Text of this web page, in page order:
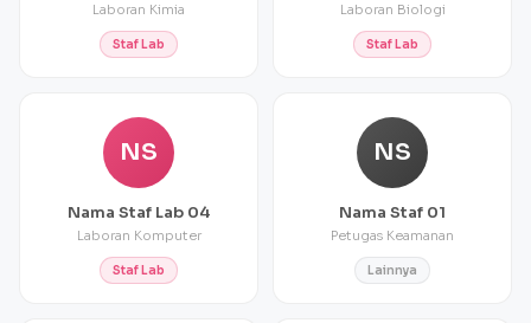
Laboran Kimia
Staf Lab
Laboran Biologi
Staf Lab
NS
Nama Staf Lab 04
Laboran Komputer
Staf Lab
NS
Nama Staf 01
Petugas Keamanan
Lainnya